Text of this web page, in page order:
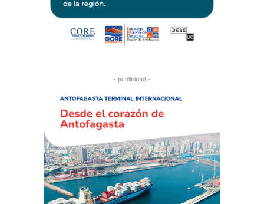
- publicidad -